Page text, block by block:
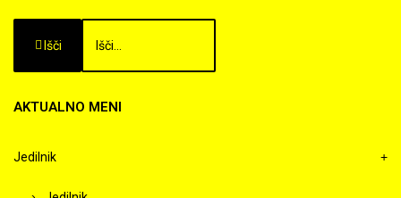
Išči
AKTUALNO MENI
Jedilnik